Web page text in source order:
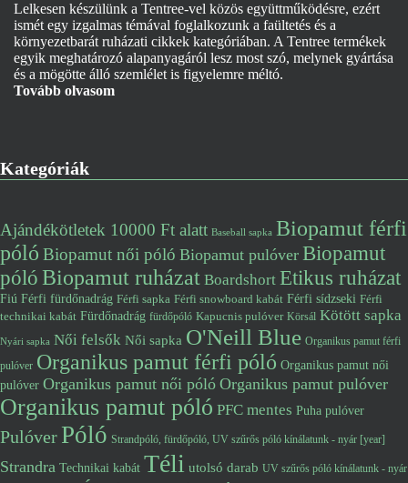
Lelkesen készülünk a Tentree-vel közös együttműködésre, ezért
ismét egy izgalmas témával foglalkozunk a faültetés és a
környezetbarát ruházati cikkek kategóriában. A Tentree termékek
egyik meghatározó alapanyagáról lesz most szó, melynek gyártása
és a mögötte álló szemlélet is figyelemre méltó.
Tovább olvasom
Kategóriák
Ajándékötletek 10000 Ft alatt Baseball sapka Biopamut férfi
póló Biopamut női póló Biopamut pulóver Biopamut
pólóBiopamut ruházat Boardshort Etikus ruházat
Fiú Férfi fürdőnadrág Férfi sapka Férfi snowboard kabát Férfi sídzseki Férfi
technikai kabát Fürdőnadrág fürdőpóló Kapucnis pulóver Körsál Kötött sapka
Nyári sapka Női felsők Női sapka O'Neill Blue Organikus pamut férfi
pulóver Organikus pamut férfi póló Organikus pamut női
pulóver Organikus pamut női póló Organikus pamut pulóver
Organikus pamut póló PFC mentes Puha pulóver
PulóverPóló Strandpóló, fürdőpóló, UV szűrős póló kínálatunk - nyár [year]
Strandra Technikai kabát Téli utolsó darab UV szűrős póló kínálatunk - nyár